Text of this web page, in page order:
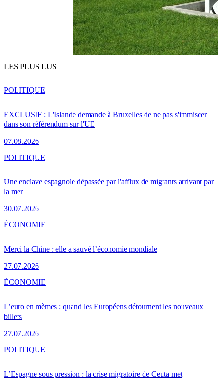
LES PLUS LUS
EXCLUSIF : L'Islande demande à Bruxelles de ne pas s'immiscer
dans son référendum sur l'UE
07.08.2026
POLITIQUE
Une enclave espagnole dépassée par l'afflux de migrants arrivant par
la mer
30.07.2026
POLITIQUE
Merci la Chine : elle a sauvé l’économie mondiale
27.07.2026
ÉCONOMIE
L’euro en mèmes : quand les Européens détournent les nouveaux
billets
27.07.2026
ÉCONOMIE
L’Espagne sous pression : la crise migratoire de Ceuta met
POLITIQUE